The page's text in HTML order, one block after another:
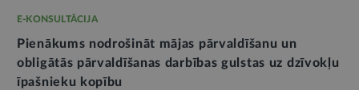
E-KONSULTĀCIJA
Pienākums nodrošināt mājas pārvaldīšanu un
obligātās pārvaldīšanas darbības gulstas uz dzīvokļu
īpašnieku kopību